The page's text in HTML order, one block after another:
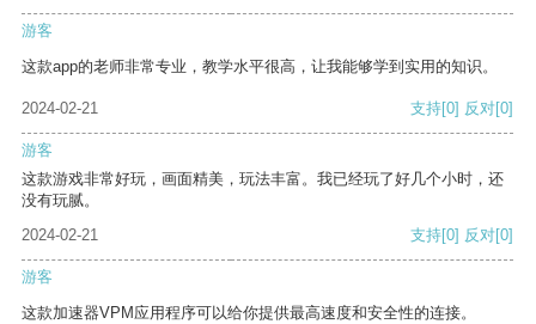
游客
这款app的老师非常专业，教学水平很高，让我能够学到实用的知识。
2024-02-21 支持[0] 反对[0]
游客
这款游戏非常好玩，画面精美，玩法丰富。我已经玩了好几个小时，还
没有玩腻。
2024-02-21
支持[0] 反对[0]
游客
这款加速器VPM应用程序可以给你提供最高速度和安全性的连接。